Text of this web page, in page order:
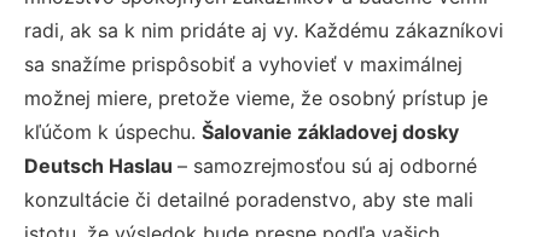
radi, ak sa k nim pridáte aj vy. Každému zákazníkovi
sa snažíme prispôsobiť a vyhovieť v maximálnej
možnej miere, pretože vieme, že osobný prístup je
kľúčom k úspechu. Šalovanie základovej dosky
Deutsch Haslau – samozrejmosťou sú aj odborné
konzultácie či detailné poradenstvo, aby ste mali